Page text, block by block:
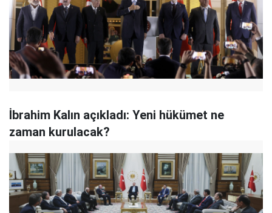
İbrahim Kalın açıkladı: Yeni hükümet ne
zaman kurulacak?